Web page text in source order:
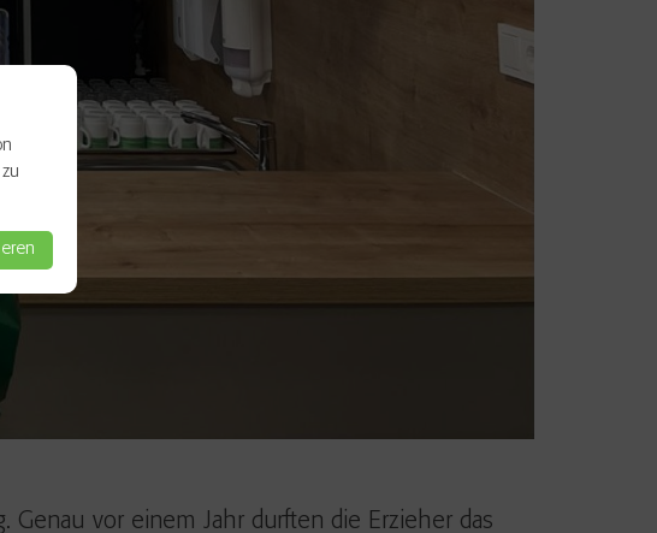
vor einem Jahr durften die Erzieher das